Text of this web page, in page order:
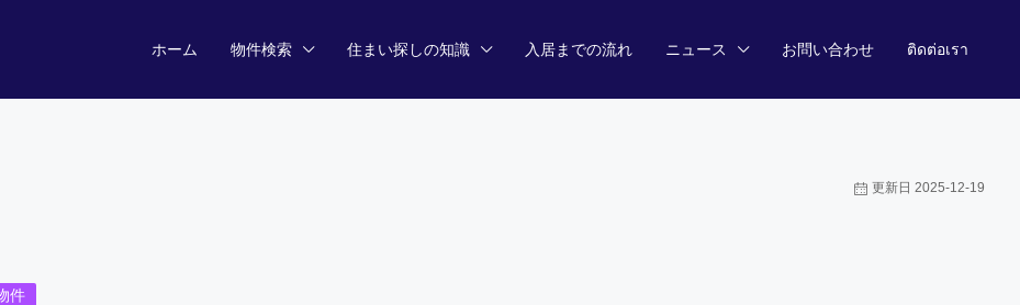
ホーム 物件検索 住まい探しの知識 入居までの流れ ニュース お問い合わせ ติดต่อเรา
更新日 2025-12-19
件